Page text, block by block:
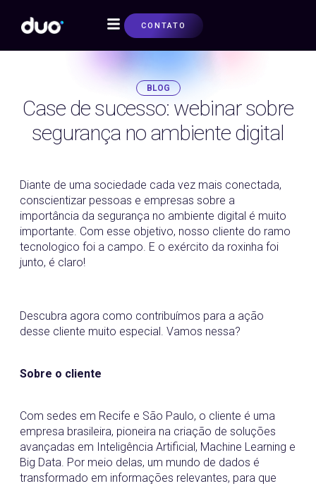
CONTATO
BLOG
Case de sucesso: webinar sobre
segurança no ambiente digital
Diante de uma sociedade cada vez mais conectada,
conscientizar pessoas e empresas sobre a
importância da segurança no ambiente digital é muito
importante. Com esse objetivo, nosso cliente do ramo
tecnologico foi a campo. E o exército da roxinha foi
junto, é claro!
Descubra agora como contribuímos para a ação
desse cliente muito especial. Vamos nessa?
Sobre o cliente
Com sedes em Recife e São Paulo, o cliente é uma
empresa brasileira, pioneira na criação de soluções
avançadas em Inteligência Artificial, Machine Learning e
Big Data. Por meio delas, um mundo de dados é
transformado em informações relevantes, para que